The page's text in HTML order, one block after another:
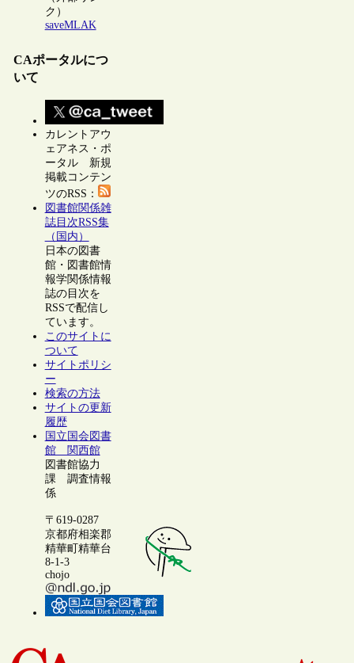
ク）
saveMLAK
CAポータルにつ
いて
カレントアウ
ェアネス・ポ
ータル 新規
掲載コンテン
ツのRSS：
図書館関係雑
誌目次RSS集
（国内）
日本の図書
館・図書館情
報学関係情報
誌の目次を
RSSで配信し
ています。
このサイトに
ついて
サイトポリシ
ー
検索の方法
サイトの更新
履歴
国立国会図書
館 関西館
図書館協力
課 調査情報
係
〒619-0287
京都府相楽郡
精華町精華台
8-1-3
chojo